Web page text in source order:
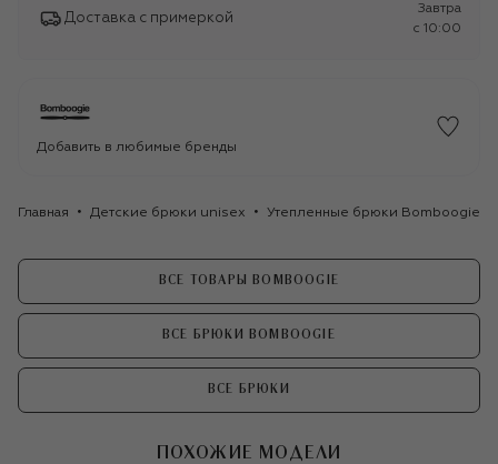
Доставка с примеркой
Завтра
c 10:00
Добавить в любимые бренды
Главная Детские брюки unisex Утепленные брюки Bomboogie
ВСЕ ТОВАРЫ BOMBOOGIE
ВСЕ БРЮКИ BOMBOOGIE
ВСЕ БРЮКИ
ПОХОЖИЕ МОДЕЛИ